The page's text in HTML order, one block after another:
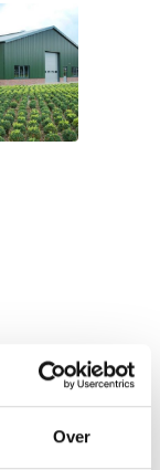
Over